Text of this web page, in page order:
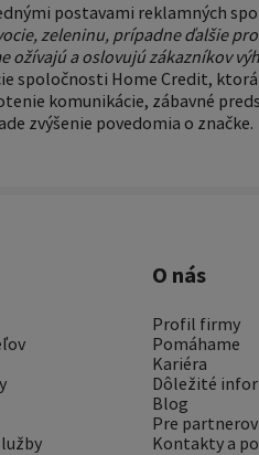
postavami reklamných
zeleninu, prípadne ďalšie
ožívajú a oslovujú zákazníkov
spoločnosti Home Credit,
komunikácie, zábavné
zvýšenie povedomia o značke.
O nás
Profil firmy
Pomáhame
Kariéra
Dôležité
Blog
Pre partnerov
Kontakty a